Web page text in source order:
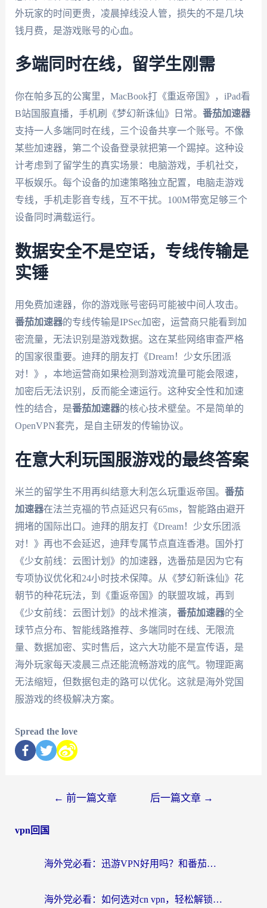
外玩家的时间更贵，凌晨掉线没人管，损失的不是几块
钱月费，是游戏账号的心血。
多端同时在线，留学生刚需
你在帕多瓦的公寓里，MacBook打《重返帝国》，iPad看
B站国服直播，手机刷《梦幻新诛仙》日常。 番茄加速器
支持一人多端同时在线，三个设备共享一个账号。不像
某些加速器，第二个设备登录就把第一个踢掉。这种设
计考虑到了留学生的真实场景：电脑游戏，手机社交，
平板娱乐。每个设备的加速策略独立配置，电脑走游戏
专线，手机走影音专线，互不干扰。100M带宽足够三个
设备同时满载运行。
数据安全不是空话，专线传输是
实锤
用免费加速器，你的游戏账号密码可能被中间人攻击。
番茄加速器的专线传输是IPSec加密，运营商只能看到加
密流量，无法识别是游戏数据。这在某些网络审查严格
的国家很重要。迪拜的朋友打《Dream！少女乐团派
对！》，本地运营商如果检测到游戏流量可能会限速，
加密后无法识别，反而能全速运行。这种安全性和加速
性的结合，是番茄加速器的核心技术壁垒。不是简单的
OpenVPN套壳，是自主研发的传输协议。
在意大利玩国服游戏的最终答案
米兰的留学生不用再纠结意大利怎么玩重返帝国。 番茄
加速器在法兰克福的节点延迟只有65ms，智能路由避开
拥堵的国际出口。迪拜的朋友打《Dream！少女乐团派
对！》再也不会延迟，迪拜专属节点直连香港。国外打
《少女前线：云图计划》的加速器，选番茄是因为它有
专项协议优化和24小时技术保障。从《梦幻新诛仙》花
朝节的种花玩法，到《重返帝国》的联盟攻城，再到
《少女前线：云图计划》的战术推演， 番茄加速器的全
球节点分布、智能线路推荐、多端同时在线、无限流
量、数据加密、实时售后，这六大功能不是宣传语，是
海外玩家每天凌晨三点还能流畅游戏的底气。物理距离
无法缩短，但数据包走的路可以优化。这就是海外党国
服游戏的终极解决方案。
Spread the love
← 前一篇文章 后一篇文章 →
vpn回国
海外党必看：迅游VPN好用吗？和番茄加速器VPN对比哪个回国效果更好？
海外党必看：如何选对cn vpn，轻松解锁国内影音游戏？